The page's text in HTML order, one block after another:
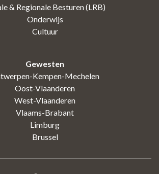
& Regionale Besturen (LRB)
Onderwijs
Cultuur
Gewesten
Kempen-Mechelen
Oost-Vlaanderen
West-Vlaanderen
Vlaams-Brabant
Limburg
Brussel